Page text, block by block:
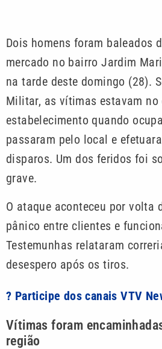
Dois homens foram baleados
mercado no bairro Jardim
na tarde deste domingo (28).
Militar, as vítimas estavam no
estabelecimento quando
passaram pelo local e
disparos. Um dos feridos foi
grave.
O ataque aconteceu por volta
pânico entre clientes e
Testemunhas relataram
desespero após os tiros.
? Participe dos canais VTV
Vítimas foram
região